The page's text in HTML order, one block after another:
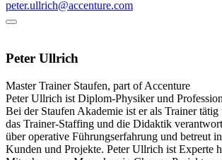
peter.ullrich@accenture.com
Peter Ullrich
Master Trainer Staufen, part of Accenture
Peter Ullrich ist Diplom-Physiker und
Bei der Staufen Akademie ist er als Trainer
das Trainer-Staffing und die Didaktik
über operative Führungserfahrung und betreut
Kunden und Projekte. Peter Ullrich ist Experte